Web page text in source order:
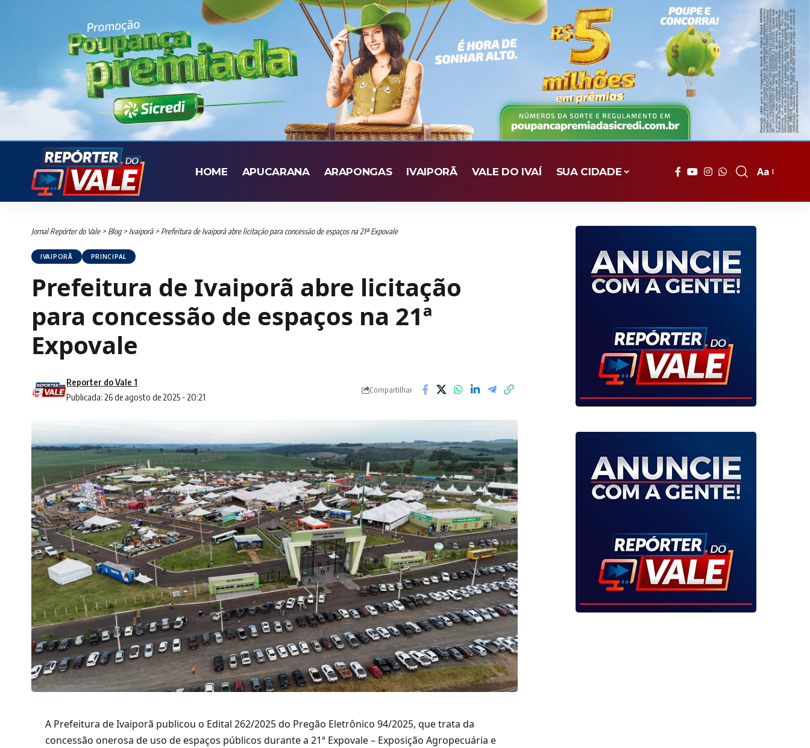
HOME APUCARANA ARAPONGAS IVAIPORÃ VALE DO IVAÍ SUA CIDADE
Font
Aa
Jornal Repórter do Vale> Blog> Ivaiporã> Prefeitura de Ivaiporã abre licitação para concessão de espaços na 21ª Expovale
IVAIPORÃ PRINCIPAL
Prefeitura de Ivaiporã abre licitação
para concessão de espaços na 21ª
Expovale
Publicada: 26 de agosto de 2025 - 20:21
Reporter do Vale 1
Compartilhar
A Prefeitura de Ivaiporã publicou o Edital 262/2025 do Pregão Eletrônico 94/2025, que trata da
concessão onerosa de uso de espaços públicos durante a 21ª Expovale – Exposição Agropecuária e